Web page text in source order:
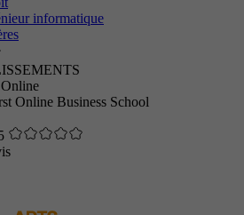
informatique
Online Business School